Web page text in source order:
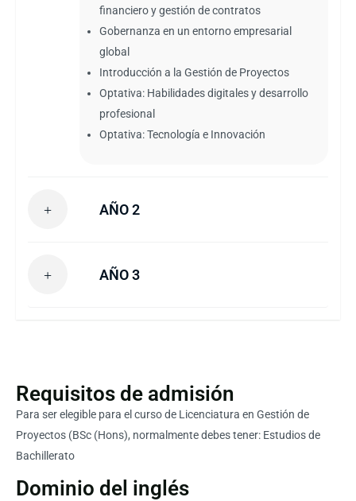
financiero y gestión de contratos
Gobernanza en un entorno empresarial
global
Introducción a la Gestión de Proyectos
Optativa: Habilidades digitales y desarrollo
profesional
Optativa: Tecnología e Innovación
AÑO 2
AÑO 3
Requisitos de admisión
Para ser elegible para el curso de Licenciatura en Gestión de
Proyectos (BSc (Hons), normalmente debes tener: Estudios de
Bachillerato
Dominio del inglés